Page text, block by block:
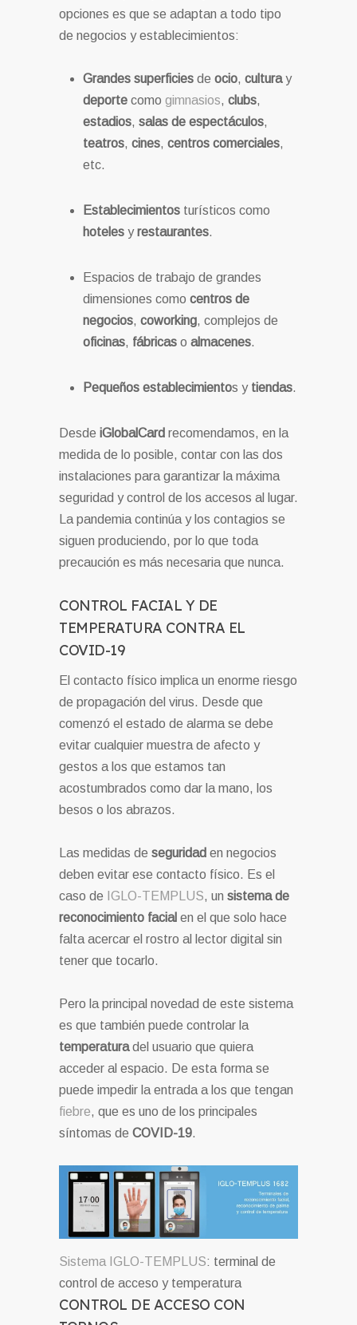
opciones es que se adaptan a todo tipo
de negocios y establecimientos:
Grandes superficies de ocio, culturay
deporte como gimnasios, clubs,
estadios, salas de espectáculos,
teatros, cines, centros comerciales,
etc.
Establecimientos turísticos como
hoteles yrestaurantes.
Espacios de trabajo de grandes
dimensiones como centros de
negocios, coworking, complejos de
oficinas, fábricas o almacenes.
Pequeños establecimientos y tiendas.
Desde iGlobalCard recomendamos, en la
medida de lo posible, contar con las dos
instalaciones para garantizar la máxima
seguridad y control de los accesos al lugar.
La pandemia continúa y los contagios se
siguen produciendo, por lo que toda
precaución es más necesaria que nunca.
CONTROL FACIAL Y DE
TEMPERATURA CONTRA EL
COVID-19
El contacto físico implica un enorme riesgo
de propagación del virus. Desde que
comenzó el estado de alarma se debe
evitar cualquier muestra de afecto y
gestos a los que estamos tan
acostumbrados como dar la mano, los
besos o los abrazos.
Las medidas de seguridad en negocios
deben evitar ese contacto físico. Es el
caso de IGLO-TEMPLUS, un sistema de
reconocimiento facial en el que solo hace
falta acercar el rostro al lector digital sin
tener que tocarlo.
Pero la principal novedad de este sistema
es que también puede controlar la
temperaturadel usuario que quiera
acceder al espacio. De esta forma se
puede impedir la entrada a los que tengan
fiebre, que es uno de los principales
síntomas de COVID-19.
Sistema IGLO-TEMPLUS: terminal de
control de acceso y temperatura
CONTROL DE ACCESO CON